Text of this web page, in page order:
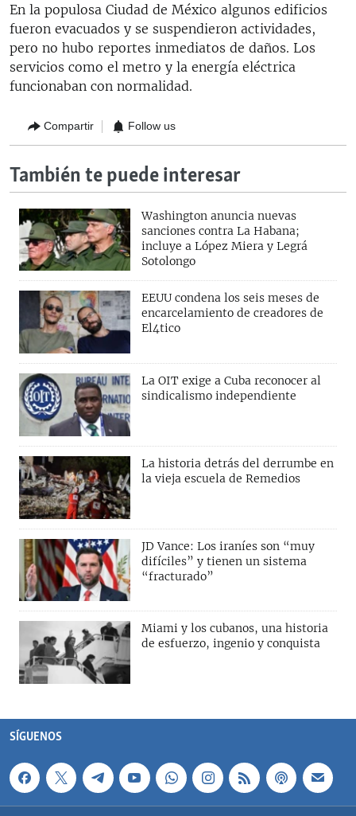
En la populosa Ciudad de México algunos edificios
fueron evacuados y se suspendieron actividades,
pero no hubo reportes inmediatos de daños. Los
servicios como el metro y la energía eléctrica
funcionaban con normalidad.
Compartir Follow us
También te puede interesar
Washington anuncia nuevas
sanciones contra La Habana;
incluye a López Miera y Legrá
Sotolongo
EEUU condena los seis meses de
encarcelamiento de creadores de
El4tico
La OIT exige a Cuba reconocer al
sindicalismo independiente
La historia detrás del derrumbe en
la vieja escuela de Remedios
JD Vance: Los iraníes son “muy
difíciles” y tienen un sistema
“fracturado”
Miami y los cubanos, una historia
de esfuerzo, ingenio y conquista
SÍGUENOS